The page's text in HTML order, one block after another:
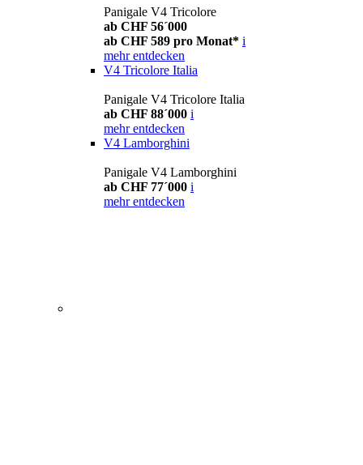
Panigale V4 Tricolore
ab CHF 56´000
ab CHF 589 pro Monat* i
mehr entdecken
V4 Tricolore Italia
Panigale V4 Tricolore Italia
ab CHF 88´000 i
mehr entdecken
V4 Lamborghini
Panigale V4 Lamborghini
ab CHF 77´000 i
mehr entdecken